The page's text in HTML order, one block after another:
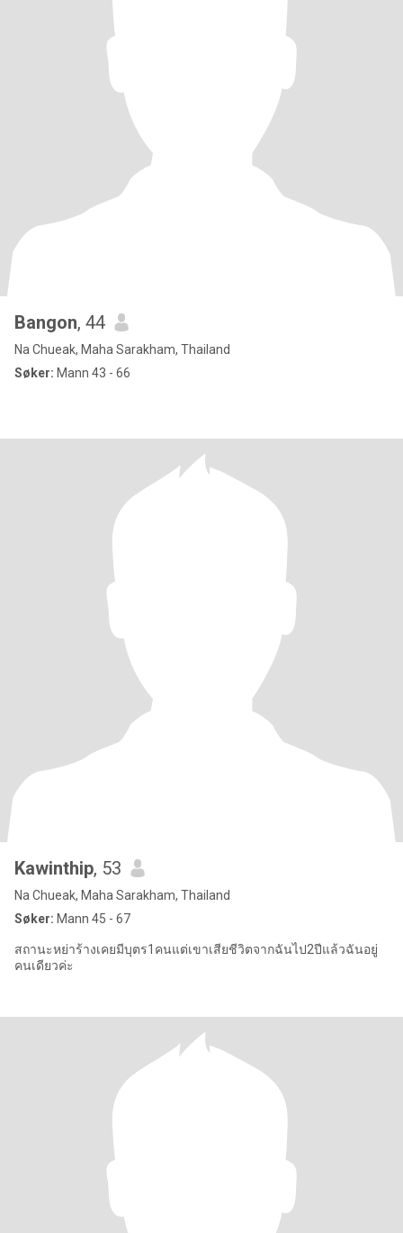
Bangon, 44
Na Chueak, Maha Sarakham, Thailand
Søker: Mann 43 - 66
Kawinthip, 53
Na Chueak, Maha Sarakham, Thailand
Søker: Mann 45 - 67
สถานะหย่าร้างเคยมีบุตร1คนแต่เขาเสียชีวิตจากฉันไป2ปีแล้วฉันอยู่
คนเดียวค่ะ